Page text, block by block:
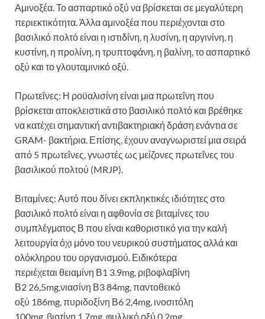
Αμινοξέα. Το ασπαρτικό οξύ να βρίσκεται σε μεγαλύτερη
περιεκτικότητα. Άλλα αμινοξέα που περιέχονται στο
βασιλικό πολτό είναι η ιστιδίνη, η λυσίνη, η αργινίνη, η
κυστίνη, η προλίνη, η τρυπτοφάνη, η βαλίνη, το ασπαρτικό
οξύ και το γλουταμινικό οξύ.
Πρωτεΐνες: Η ροϋαλισίνη είναι μια πρωτεΐνη που
βρίσκεται αποκλειστικά στο βασιλικό πολτό και βρέθηκε
να κατέχει σημαντική αντιβακτηριακή δράση ενάντια σε
GRAM- βακτήρια. Επίσης, έχουν αναγνωριστεί μια σειρά
από 5 πρωτεΐνες, γνωστές ως μείζονες πρωτεΐνες του
βασιλικού πολτού (MRJP).
Βιταμίνες: Αυτό που δίνει εκπληκτικές ιδιότητες στο
βασιλικό πολτό είναι η αφθονία σε βιταμίνες του
συμπλέγματος Β που είναι καθοριστικό για την καλή
λειτουργία όχι μόνο του νευρικού συστήματος αλλά και
ολόκληρου του οργανισμού. Ειδικότερα
περιέχεται θειαμίνη Β1 3.9mg, ριβοφλαβίνη
Β2 26,5mg,νιασίνη Β3 84mg, παντοθεικό
οξύ 186mg, πυριδοξίνη Β6 2,4mg, ινοσιτόλη
100mg, βιοτίνη 1,7mg, φυλλικό οξύ 0,2mg.